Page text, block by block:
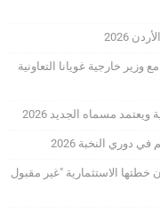
2026
وزير خارجية غويانا التعاونية
مسماه الجديد 2026
النخبة 2026
خطتها الاستثمارية "غير مقبول